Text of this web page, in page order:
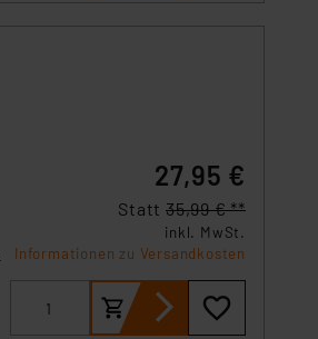
27,95 €
Statt 35,99 € **
inkl. MwSt.
Informationen zu Versandkosten